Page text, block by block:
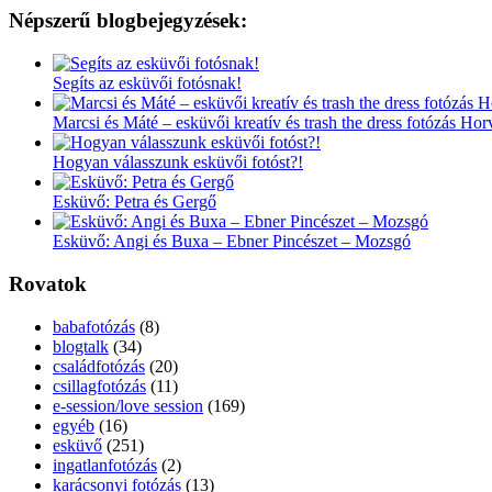
Népszerű blogbejegyzések:
Segíts az esküvői fotósnak!
Marcsi és Máté – esküvői kreatív és trash the dress fotózás
Hogyan válasszunk esküvői fotóst?!
Esküvő: Petra és Gergő
Esküvő: Angi és Buxa – Ebner Pincészet – Mozsgó
Rovatok
babafotózás (8)
blogtalk (34)
családfotózás (20)
csillagfotózás (11)
e-session/love session (169)
egyéb (16)
esküvő (251)
ingatlanfotózás (2)
karácsonyi fotózás (13)